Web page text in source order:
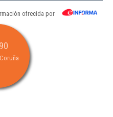
ofrecida por